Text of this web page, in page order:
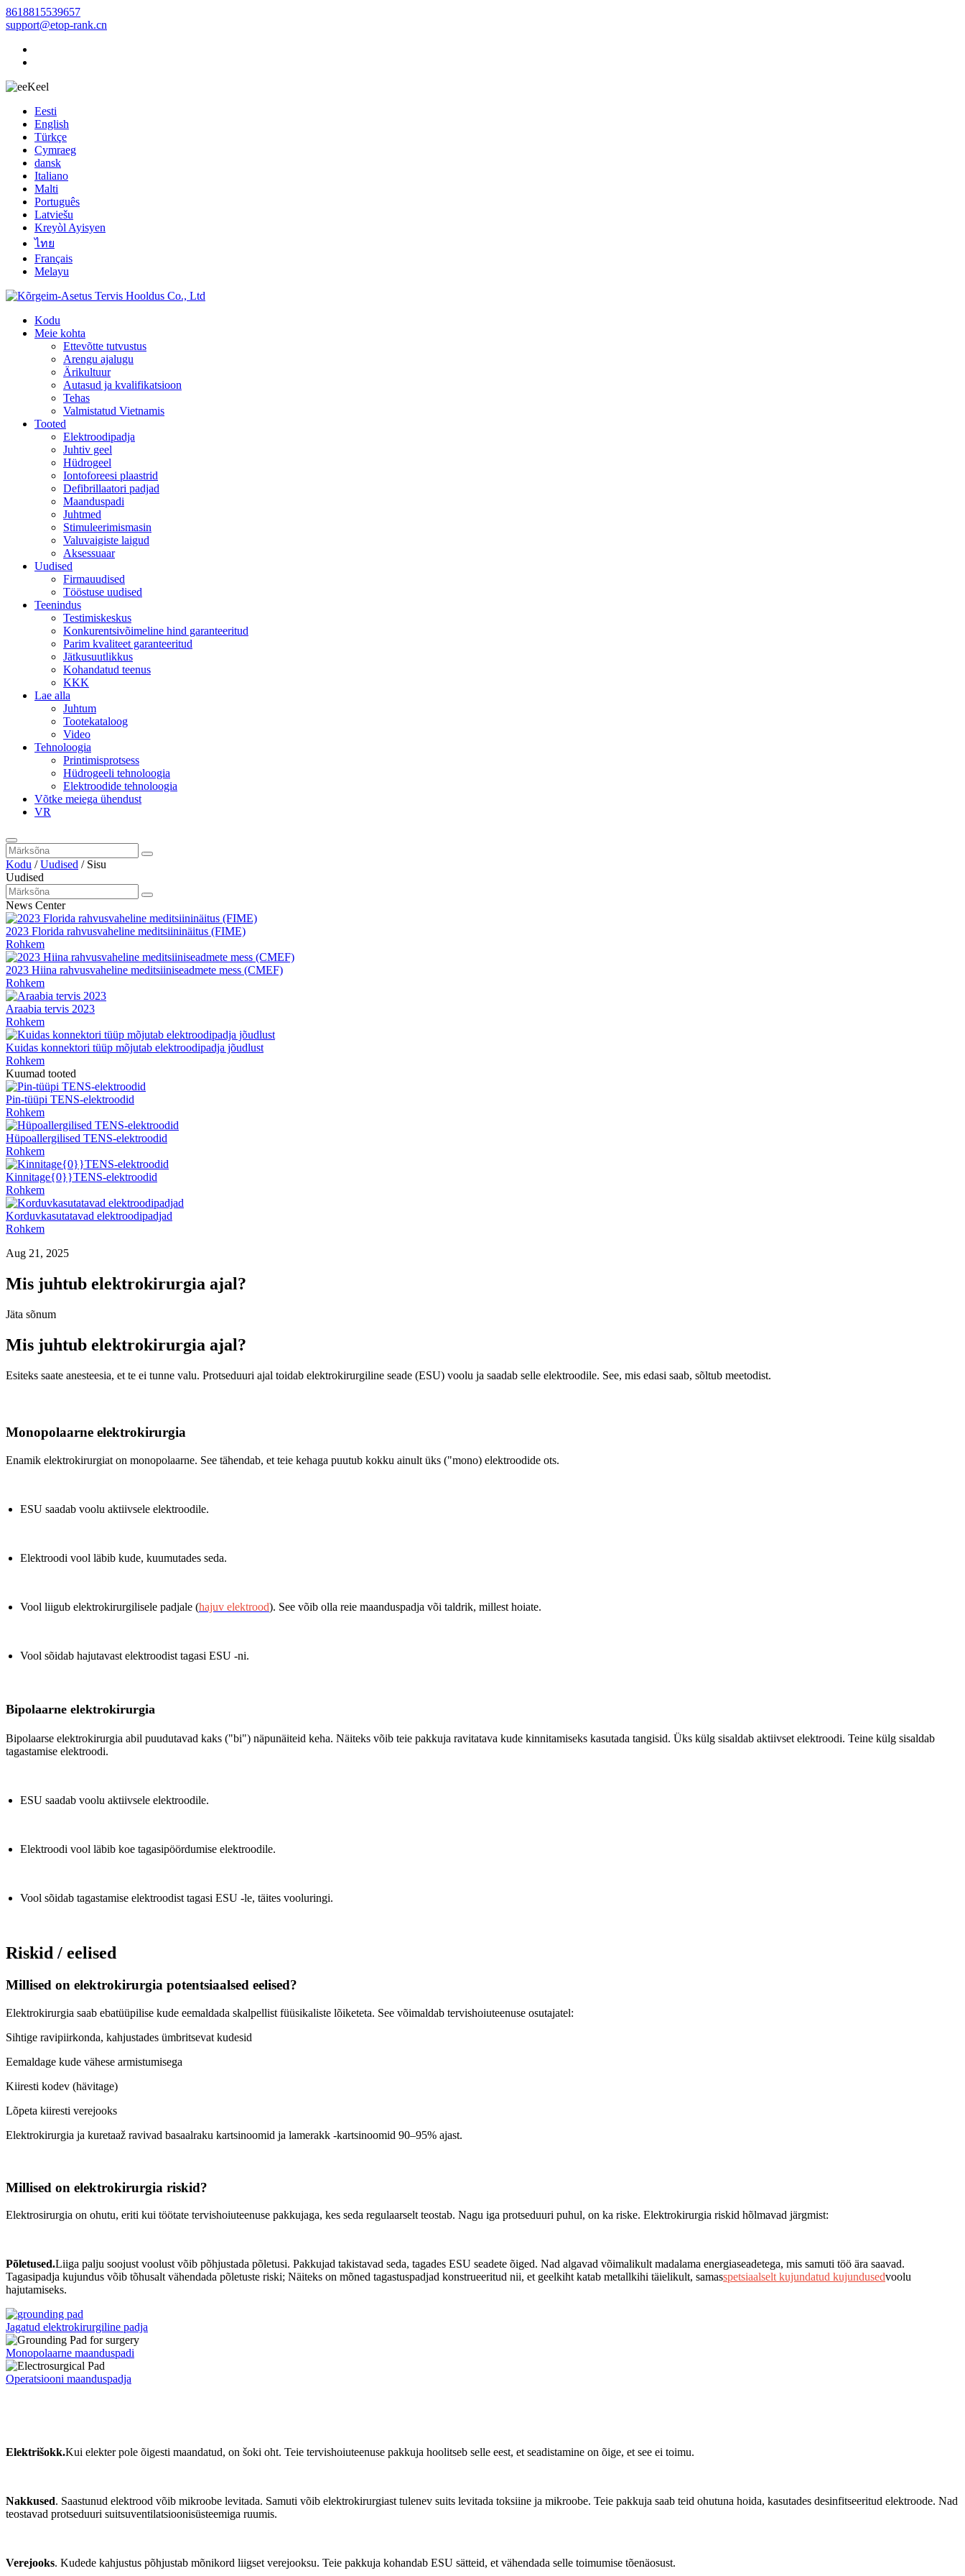
8618815539657
support@etop-rank.cn
Keel
Eesti
English
Türkçe
Cymraeg
dansk
Italiano
Malti
Português
Latviešu
Kreyòl Ayisyen
ไทย
Français
Melayu
Kodu
Meie kohta
Ettevõtte tutvustus
Arengu ajalugu
Ärikultuur
Autasud ja kvalifikatsioon
Tehas
Valmistatud Vietnamis
Tooted
Elektroodipadja
Juhtiv geel
Hüdrogeel
Iontoforeesi plaastrid
Defibrillaatori padjad
Maanduspadi
Juhtmed
Stimuleerimismasin
Valuvaigiste laigud
Aksessuaar
Uudised
Firmauudised
Tööstuse uudised
Teenindus
Testimiskeskus
Konkurentsivõimeline hind garanteeritud
Parim kvaliteet garanteeritud
Jätkusuutlikkus
Kohandatud teenus
KKK
Lae alla
Juhtum
Tootekataloog
Video
Tehnoloogia
Printimisprotsess
Hüdrogeeli tehnoloogia
Elektroodide tehnoloogia
Võtke meiega ühendust
VR
Kodu /Uudised / Sisu
Uudised
News Center
2023 Florida rahvusvaheline meditsiininäitus (FIME)
Rohkem
2023 Hiina rahvusvaheline meditsiiniseadmete mess (CMEF)
Rohkem
Araabia tervis 2023
Rohkem
Kuidas konnektori tüüp mõjutab elektroodipadja jõudlust
Rohkem
Kuumad tooted
Pin-tüüpi TENS-elektroodid
Rohkem
Hüpoallergilised TENS-elektroodid
Rohkem
Kinnitage{0}}TENS-elektroodid
Rohkem
Korduvkasutatavad elektroodipadjad
Rohkem
Aug 21, 2025
Mis juhtub elektrokirurgia ajal?
Jäta sõnum
Mis juhtub elektrokirurgia ajal?
Esiteks saate anesteesia, et te ei tunne valu. Protseduuri ajal toidab elektrokirurgiline seade (ESU) voolu ja saadab selle elektroodile. See, mis edasi saab, sõltub meetodist.
Monopolaarne elektrokirurgia
Enamik elektrokirurgiat on monopolaarne. See tähendab, et teie kehaga puutub kokku ainult üks ("mono) elektroodide ots.
ESU saadab voolu aktiivsele elektroodile.
Elektroodi vool läbib kude, kuumutades seda.
Vool liigub elektrokirurgilisele padjale (hajuv elektrood). See võib olla reie maanduspadja või taldrik, millest hoiate.
Vool sõidab hajutavast elektroodist tagasi ESU -ni.
Bipolaarne elektrokirurgia
Bipolaarse elektrokirurgia abil puudutavad kaks ("bi") näpunäiteid keha. Näiteks võib teie pakkuja ravitatava kude kinnitamiseks kasutada tangisid. Üks külg sisaldab aktiivset elektroodi. Teine külg sisaldab
tagastamise elektroodi.
ESU saadab voolu aktiivsele elektroodile.
Elektroodi vool läbib koe tagasipöördumise elektroodile.
Vool sõidab tagastamise elektroodist tagasi ESU -le, täites vooluringi.
Riskid / eelised
Millised on elektrokirurgia potentsiaalsed eelised?
Elektrokirurgia saab ebatüüpilise kude eemaldada skalpellist füüsikaliste lõiketeta. See võimaldab tervishoiuteenuse osutajatel:
Sihtige ravipiirkonda, kahjustades ümbritsevat kudesid
Eemaldage kude vähese armistumisega
Kiiresti kodev (hävitage)
Lõpeta kiiresti verejooks
Elektrokirurgia ja kuretaaž ravivad basaalraku kartsinoomid ja lamerakk -kartsinoomid 90–95% ajast.
Millised on elektrokirurgia riskid?
Elektrosirurgia on ohutu, eriti kui töötate tervishoiuteenuse pakkujaga, kes seda regulaarselt teostab. Nagu iga protseduuri puhul, on ka riske. Elektrokirurgia riskid hõlmavad järgmist:
Põletused.Liiga palju soojust voolust võib põhjustada põletusi. Pakkujad takistavad seda, tagades ESU seadete õiged. Nad algavad võimalikult madalama energiaseadetega, mis samuti töö ära saavad.
Tagasipadja kujundus võib tõhusalt vähendada põletuste riski; Näiteks on mõned tagastuspadjad konstrueeritud nii, et geelkiht katab metallkihi täielikult, samasspetsiaalselt kujundatud kujundusedvoolu
hajutamiseks.
Jagatud elektrokirurgiline padja
Monopolaarne maanduspadi
Operatsiooni maanduspadja
Elektrišokk.Kui elekter pole õigesti maandatud, on šoki oht. Teie tervishoiuteenuse pakkuja hoolitseb selle eest, et seadistamine on õige, et see ei toimu.
Nakkused. Saastunud elektrood võib mikroobe levitada. Samuti võib elektrokirurgiast tulenev suits levitada toksiine ja mikroobe. Teie pakkuja saab teid ohutuna hoida, kasutades desinfitseeritud elektroode. Nad
teostavad protseduuri suitsuventilatsioonisüsteemiga ruumis.
Verejooks. Kudede kahjustus põhjustab mõnikord liigset verejooksu. Teie pakkuja kohandab ESU sätteid, et vähendada selle toimumise tõenäosust.